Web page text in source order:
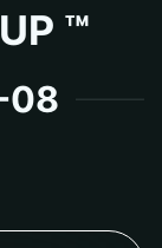
™
08